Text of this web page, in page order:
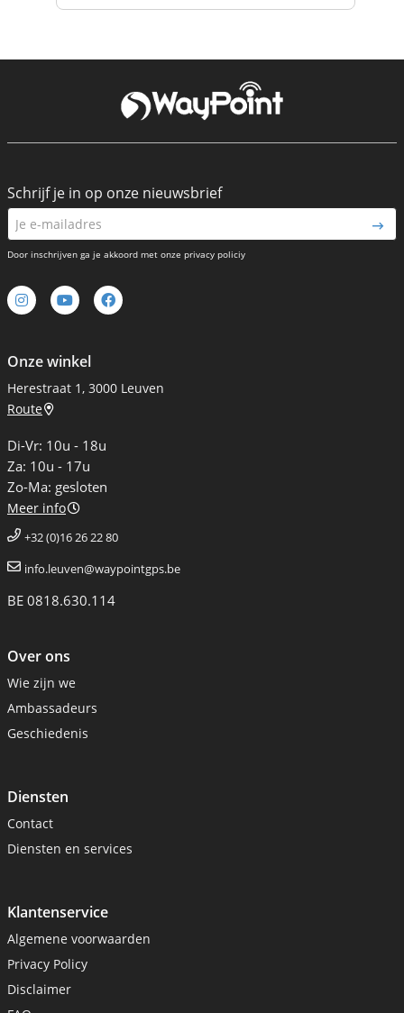
Onze winkel
Herestraat 1, 3000 Leuven
Route
Di-Vr: 10u - 18u
Za: 10u - 17u
Zo-Ma: gesloten
Meer info
+32 (0)16 26 22 80
info.leuven@waypointgps.be
BE 0818.630.114
Over ons
Wie zijn we
Ambassadeurs
Geschiedenis
Diensten
Contact
Diensten en services
Klantenservice
Algemene voorwaarden
Privacy Policy
Disclaimer
Schrijf je in op onze nieuwsbrief
Door inschrijven ga je akkoord met onze privacy policiy